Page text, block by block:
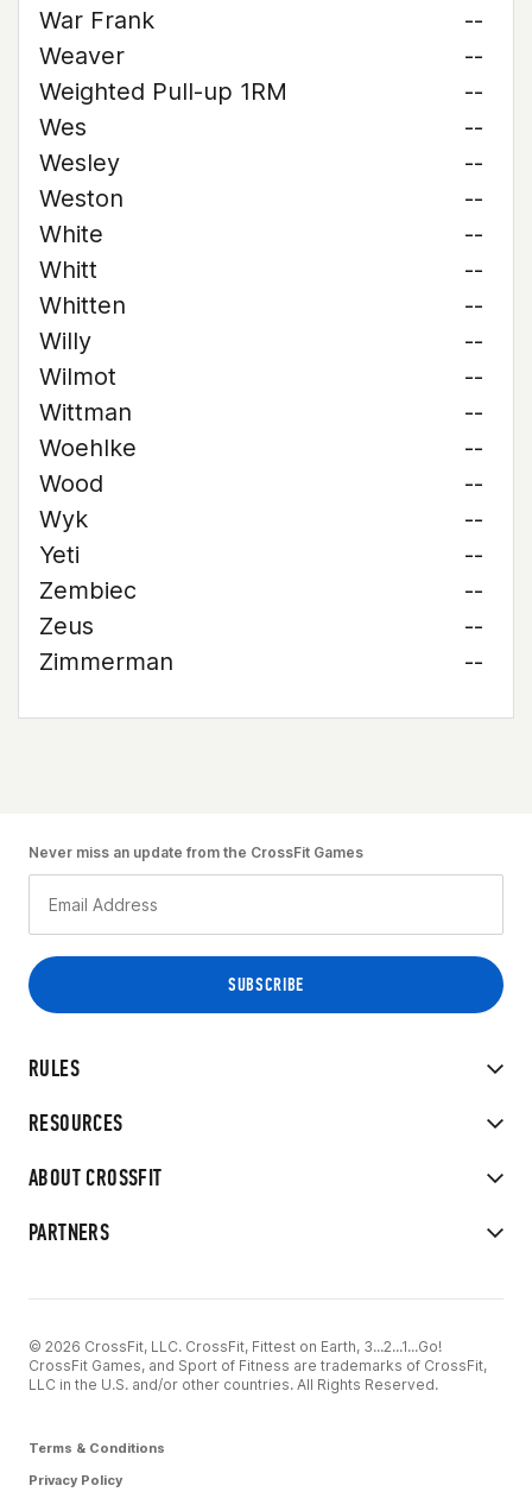
War Frank
--
Weaver
--
Weighted Pull-up 1RM
--
Wes
--
Wesley
--
Weston
--
White
--
Whitt
--
Whitten
--
Willy
--
Wilmot
--
Wittman
--
Woehlke
--
Wood
--
Wyk
--
Yeti
--
Zembiec
--
Zeus
--
Zimmerman
--
RULES
RESOURCES
ABOUT CROSSFIT
PARTNERS
Never miss an update from the CrossFit Games
© 2026 CrossFit, LLC. CrossFit, Fittest on Earth, 3...2...1...Go!
CrossFit Games, and Sport of Fitness are trademarks of CrossFit,
LLC in the U.S. and/or other countries. All Rights Reserved.
Terms & Conditions
Privacy Policy